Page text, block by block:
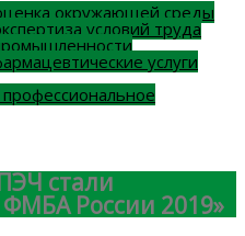
окружающей среды
условий труда
услуги
стали
России 2019»